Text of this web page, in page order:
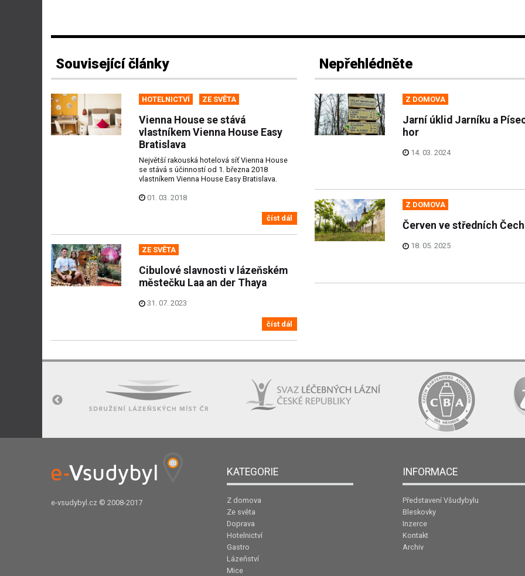
Související články
HOTELNICTVÍ ZE SVĚTA
Vienna House se stává
vlastníkem Vienna House Easy
Bratislava
Největší rakouská hotelová síť Vienna House
se stává s účinností od 1. března 2018
vlastníkem Vienna House Easy Bratislava.
01. 03. 2018
číst dál
ZE SVĚTA
Cibulové slavnosti v lázeňském
městečku Laa an der Thaya
31. 07. 2023
číst dál
Nepřehlédněte
Z DOMOVA
Jarní úklid Jarníku a
hor
14. 03. 2024
Z DOMOVA
Červen ve středních
18. 05. 2025
e-vsudybyl.cz © 2008-2017
KATEGORIE
Z domova
Ze světa
Doprava
Hotelnictví
Gastro
Lázeňství
Mice
INFORMACE
Představení Všudybylu
Bleskovky
Inzerce
Kontakt
Archiv